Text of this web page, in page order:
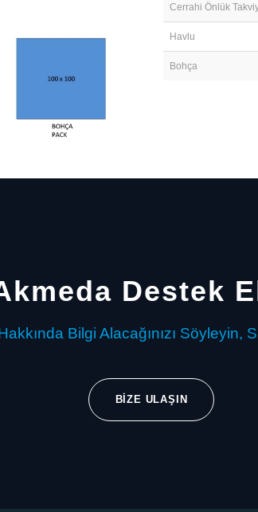
Cerrahi Önlük
Havlu
Bohça
Destek
Bilgi Alacağınızı Söyleyin,
BIZE ULAŞIN